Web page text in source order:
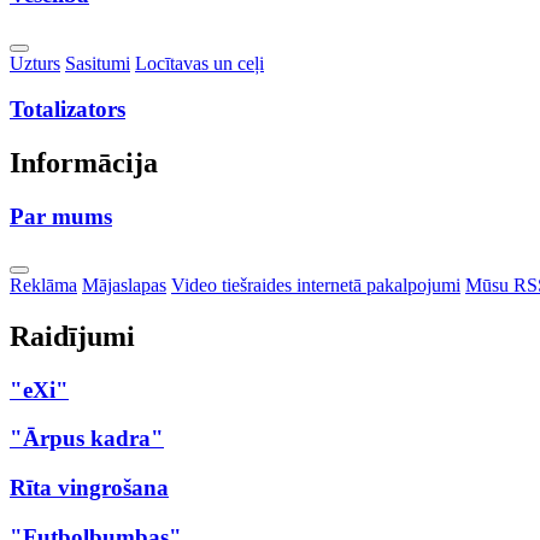
Toggle
Dropdown
Uzturs Sasitumi Locītavas un ceļi
Totalizators
Informācija
Par mums
Toggle
Dropdown
Reklāma Mājaslapas Video tiešraides internetā pakalpojumi Mūsu
Raidījumi
"eXi"
"Ārpus kadra"
Rīta vingrošana